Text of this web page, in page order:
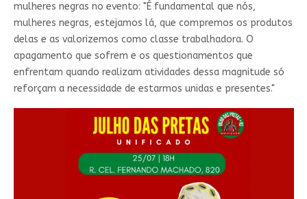
mulheres negras no evento: "É fundamental que nós,
mulheres negras, estejamos lá, que compremos os produtos
delas e as valorizemos como classe trabalhadora. O
apagamento que sofrem e os questionamentos que
enfrentam quando realizam atividades dessa magnitude só
reforçam a necessidade de estarmos unidas e presentes."